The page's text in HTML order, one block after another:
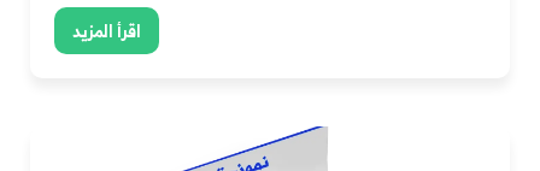
اقرأ المزيد